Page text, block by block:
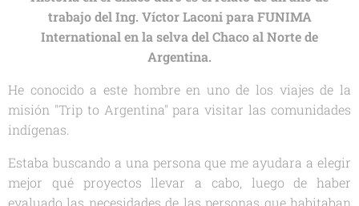
trabajo del Ing. Víctor Laconi para FUNIMA
International en la selva del Chaco al Norte de
Argentina.
He conocido a este hombre en uno de los viajes de la
misión "Trip to Argentina" para visitar las comunidades
indígenas.
Estaba buscando a una persona que me ayudara a elegir
mejor qué proyectos llevar a cabo, luego de haber
evaluado las necesidades de las personas que habitaban